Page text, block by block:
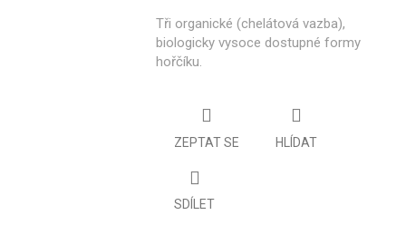
Tři organické (chelátová vazba),
biologicky vysoce dostupné formy
hořčíku.
ZEPTAT SE HLÍDAT
SDÍLET